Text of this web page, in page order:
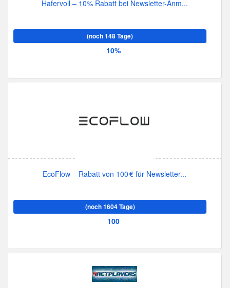
Hafervoll – 10% Rabatt bei Newsletter-Anm...
(noch 148 Tage)
10%
EcoFlow – Rabatt von 100 € für Newsletter...
(noch 1604 Tage)
100